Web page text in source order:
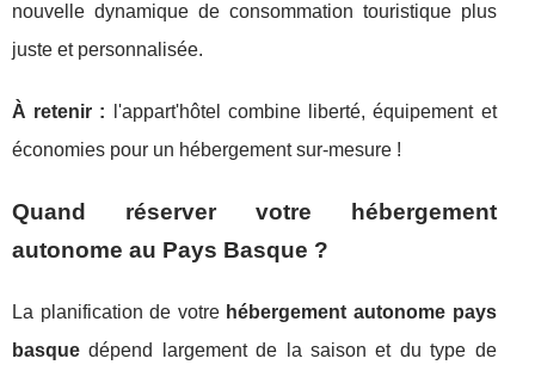
nouvelle dynamique de consommation touristique plus
juste et personnalisée.
À retenir : l'appart'hôtel combine liberté, équipement et
économies pour un hébergement sur-mesure !
Quand réserver votre hébergement
autonome au Pays Basque ?
La planification de votre hébergement autonome pays
basque dépend largement de la saison et du type de